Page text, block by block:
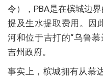
令），PBA是在槟城边
提及生水提取费用。因
河和位于吉打的“乌鲁
吉州政府。
事实上，槟城拥有从慕